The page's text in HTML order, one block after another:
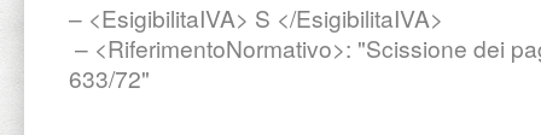
– <EsigibilitaIVA> S </EsigibilitaIVA>
– <RiferimentoNormativo>: "Scissione dei
633/72"